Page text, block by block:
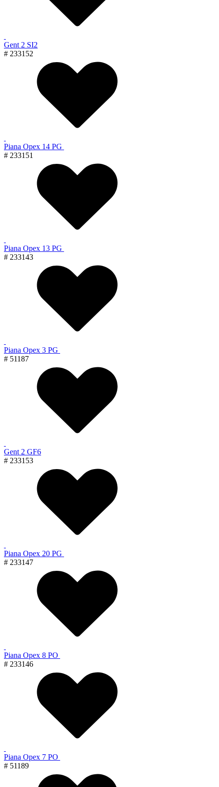
Gent 2 SI2
# 233152
Piana Орех 14 PG
# 233151
Piana Орех 13 PG
# 233143
Piana Орех 3 PG
# 51187
Gent 2 GF6
# 233153
Piana Орех 20 PG
# 233147
Piana Орех 8 PO
# 233146
Piana Орех 7 PO
# 51189